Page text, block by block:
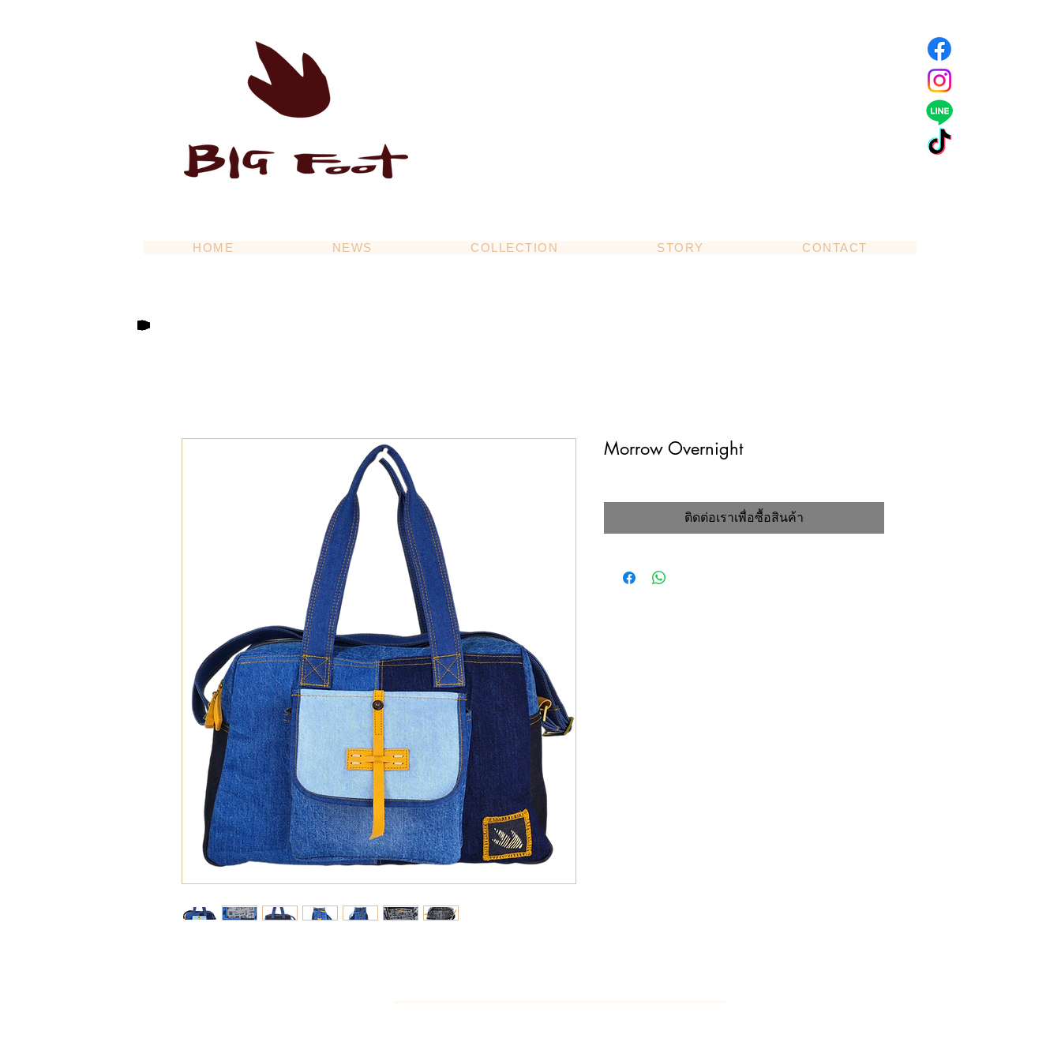
HOME NEWS COLLECTION STORY CONTACT
Morrow Overnight
ติดต่อเราเพื่อซื้อสินค้า